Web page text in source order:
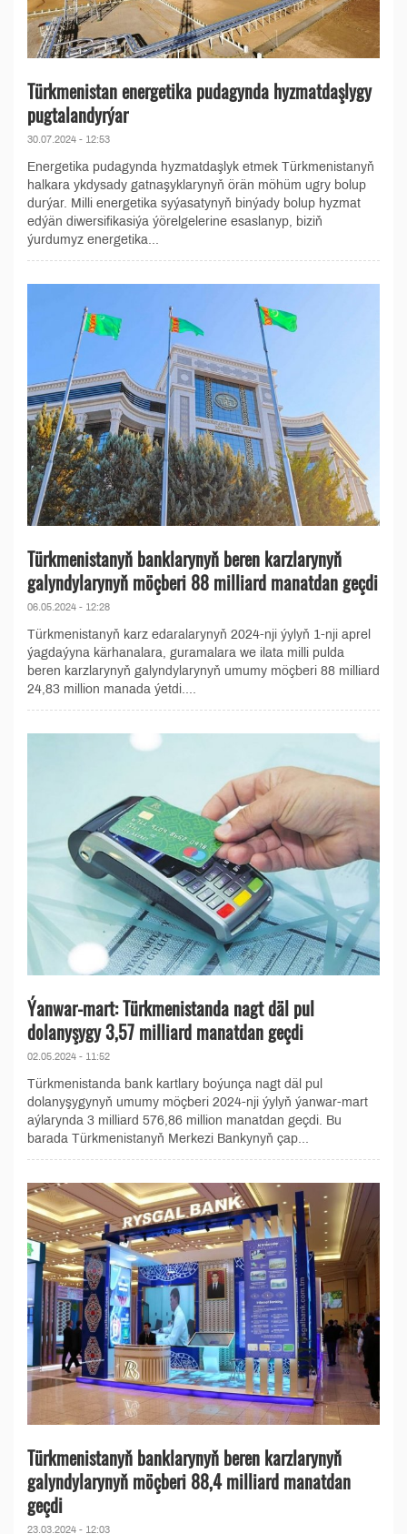
Türkmenistan energetika pudagynda hyzmatdaşlygy
pugtalandyrýar
30.07.2024 - 12:53
Energetika pudagynda hyzmatdaşlyk etmek Türkmenistanyň
halkara ykdysady gatnaşyklarynyň örän möhüm ugry bolup
durýar. Milli energetika syýasatynyň binýady bolup hyzmat
edýän diwersifikasiýa ýörelgelerine esaslanyp, biziň
ýurdumyz energetika...
Türkmenistanyň banklarynyň beren karzlarynyň
galyndylarynyň möçberi 88 milliard manatdan geçdi
06.05.2024 - 12:28
Türkmenistanyň karz edaralarynyň 2024-nji ýylyň 1-nji aprel
ýagdaýyna kärhanalara, guramalara we ilata milli pulda
beren karzlarynyň galyndylarynyň umumy möçberi 88 milliard
24,83 million manada ýetdi....
Ýanwar-mart: Türkmenistanda nagt däl pul
dolanyşygy 3,57 milliard manatdan geçdi
02.05.2024 - 11:52
Türkmenistanda bank kartlary boýunça nagt däl pul
dolanyşygynyň umumy möçberi 2024-nji ýylyň ýanwar-mart
aýlarynda 3 milliard 576,86 million manatdan geçdi. Bu
barada Türkmenistanyň Merkezi Bankynyň çap...
Türkmenistanyň banklarynyň beren karzlarynyň
galyndylarynyň möçberi 88,4 milliard manatdan
geçdi
23.03.2024 - 12:03